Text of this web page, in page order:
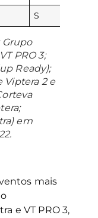
S
Grupo
PRO 3;
Ready);
Viptera 2 e
em
mais
e VT PRO 3,